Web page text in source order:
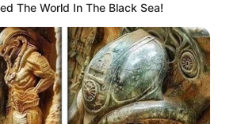
The World In The Black Sea!